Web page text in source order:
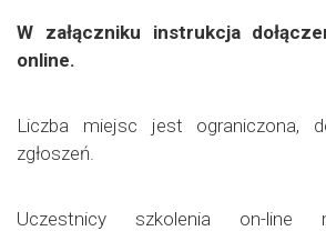
W załączniku instrukcja
online.
Liczba miejsc jest ograniczona,
zgłoszeń.
Uczestnicy szkolenia on-line